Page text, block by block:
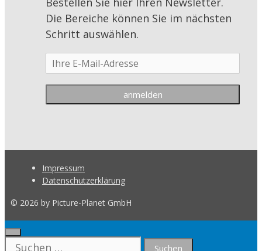
Die Bereiche können Sie im nächsten
Schritt auswählen.
Impressum
Datenschutzerklärung
© 2026 by Picture-Planet GmbH
Close
Suche